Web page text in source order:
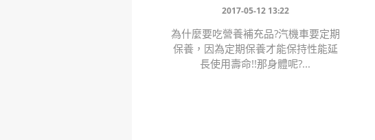
2017-05-12 13:22
為什麼要吃營養補充品?汽機車要定期
保養，因為定期保養才能保持性能延
長使用壽命!!那身體呢?...